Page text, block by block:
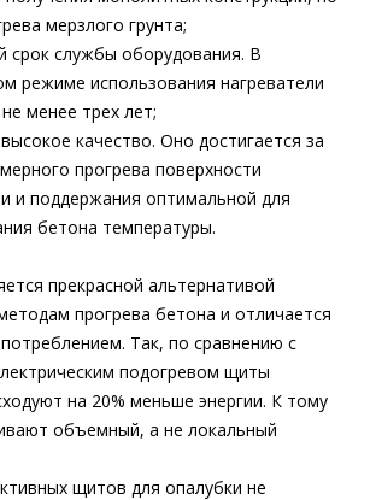
мерзлого грунта;
срок службы оборудования. В
режиме использования нагреватели
менее трех лет;
качество. Оно достигается за
прогрева поверхности
и поддержания оптимальной для
бетона температуры.
прекрасной альтернативой
прогрева бетона и отличается
Так, по сравнению с
подогревом щиты
на 20% меньше энергии. К тому
объемный, а не локальный
щитов для опалубки не